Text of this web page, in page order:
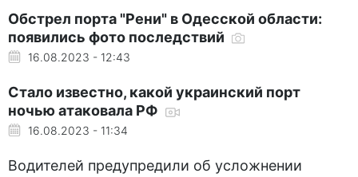
Обстрел порта "Рени" в Одесской области:
появились фото последствий
16.08.2023 - 12:43
Стало известно, какой украинский порт
ночью атаковала РФ
16.08.2023 - 11:34
Водителей предупредили об усложнении